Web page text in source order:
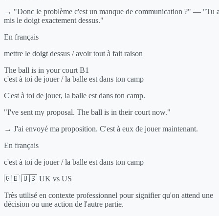
→ "Donc le problème c'est un manque de communication ?" — "Tu
mis le doigt exactement dessus."
En français
mettre le doigt dessus / avoir tout à fait raison
The ball is in your court B1
c'est à toi de jouer / la balle est dans ton camp
C'est à toi de jouer, la balle est dans ton camp.
"I've sent my proposal. The ball is in their court now."
→ J'ai envoyé ma proposition. C'est à eux de jouer maintenant.
En français
c'est à toi de jouer / la balle est dans ton camp
🇬🇧 🇺🇸 UK vs US
Très utilisé en contexte professionnel pour signifier qu'on attend une
décision ou une action de l'autre partie.